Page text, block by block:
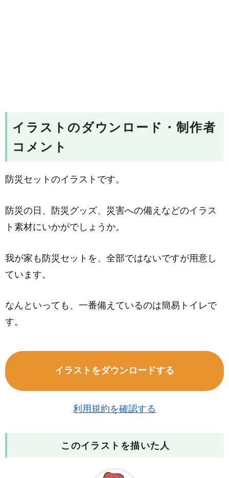
イラストのダウンロード・制作者
コメント
防災セットのイラストです。
防災の日、防災グッズ、災害への備えなどのイラス
ト素材にいかがでしょうか。
我が家も防災セットを、全部ではないですが用意し
ています。
なんといっても、一番備えているのは簡易トイレで
す。
イラストをダウンロードする
利用規約を確認する
このイラストを描いた人